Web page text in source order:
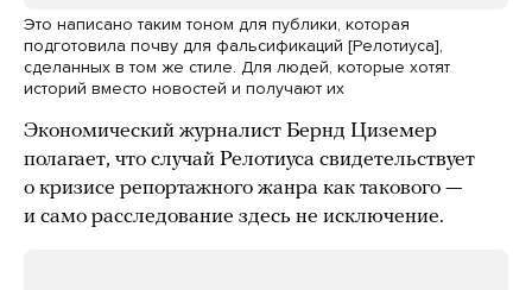
Это написано таким тоном для публики, которая
подготовила почву для фальсификаций [Релотиуса],
сделанных в том же стиле. Для людей, которые хотят
историй вместо новостей и получают их
Экономический журналист Бернд Циземер
полагает, что случай Релотиуса свидетельствует
о кризисе репортажного жанра как такового —
и само расследование здесь не исключение.